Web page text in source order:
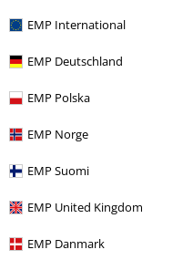
EMP International
EMP Deutschland
EMP Polska
EMP Norge
EMP Suomi
EMP United Kingdom
EMP Danmark
Jeg godkjenner at jeg frivillig
E.M.P Merchandising kan bruke
informasjon om produkter på et
min godkjennelse når som helst
Meld deg av nyhetsbrevet